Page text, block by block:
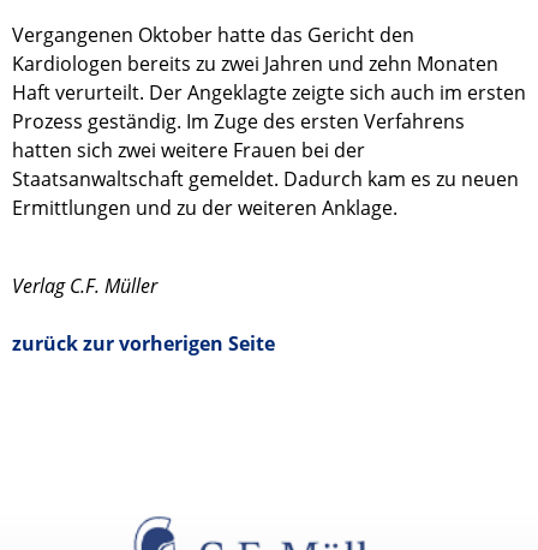
Vergangenen Oktober hatte das Gericht den
Kardiologen bereits zu zwei Jahren und zehn Monaten
Haft verurteilt. Der Angeklagte zeigte sich auch im ersten
Prozess geständig. Im Zuge des ersten Verfahrens
hatten sich zwei weitere Frauen bei der
Staatsanwaltschaft gemeldet. Dadurch kam es zu neuen
Ermittlungen und zu der weiteren Anklage.
Verlag C.F. Müller
zurück zur vorherigen Seite